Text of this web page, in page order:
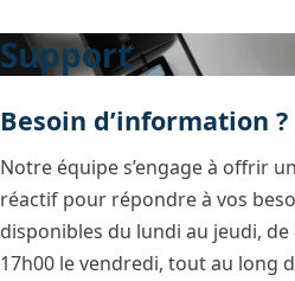
Support
Besoin d’information ?
Notre équipe s’engage à offrir
réactif pour répondre à vos
disponibles du lundi au jeudi, de
17h00 le vendredi, tout au long